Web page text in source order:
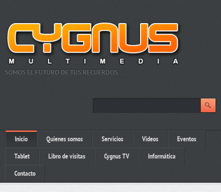
SOMOS EL FUTURO DE TUS RECUERDOS…
Inicio Quienes somos Servicios Videos Eventos
Tablet Libro de visitas Cygnus TV Informática
Contacto